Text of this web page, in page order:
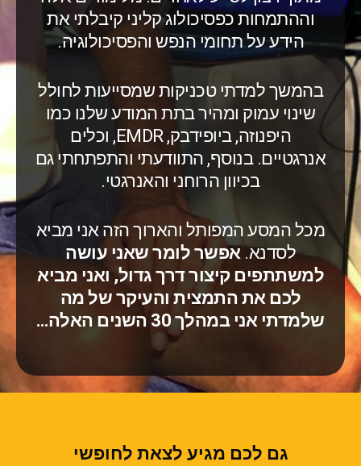
וההתמחות כפסיכולוג קליני קיבלתי את
הידע על תחומי הנפש והפסיכולוגיה.
בהמשך למדתי טכניקות שמסייעות לחולל
שינוי עמוק ומהיר בתת המודע שלנו כמו
היפנוזה, ביופידבק, EMDR, וכלים
אנרגטיים. בנוסף, התוודעתי והתפתחתי גם
בכיוון הרוחני והאנרגטי.
מכל המסע המפותל והארוך הזה אני מביא
לסדנא.אפשר לומר שאני עושה
למשתתפים קיצור דרך גדול, ואני מביא
לכם את התמצית והעיקר של מה
שלמדתי אני במהלך 30 השנים האלה…
גם לכם מגיע לצאת לחופשי